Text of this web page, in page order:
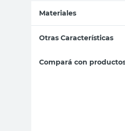
Materiales
Otras Características
Compará con